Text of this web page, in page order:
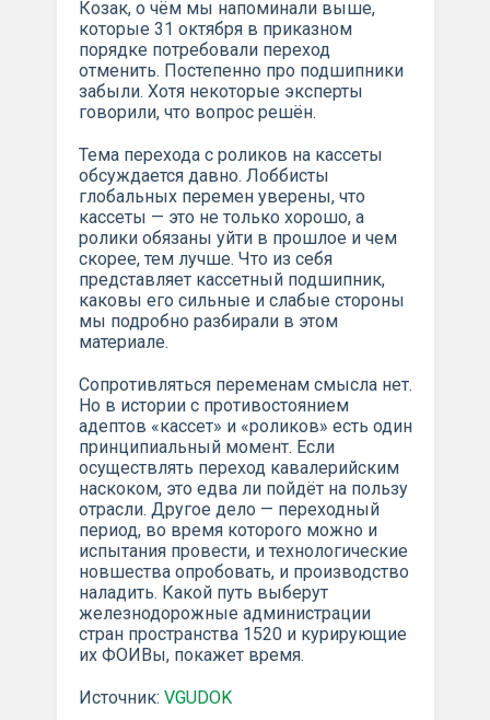
Козак, о чём мы напоминали выше,
которые 31 октября в приказном
порядке потребовали переход
отменить. Постепенно про подшипники
забыли. Хотя некоторые эксперты
говорили, что вопрос решён.
Тема перехода с роликов на кассеты
обсуждается давно. Лоббисты
глобальных перемен уверены, что
кассеты — это не только хорошо, а
ролики обязаны уйти в прошлое и чем
скорее, тем лучше. Что из себя
представляет кассетный подшипник,
каковы его сильные и слабые стороны
мы подробно разбирали в этом
материале.
Сопротивляться переменам смысла нет.
Но в истории с противостоянием
адептов «кассет» и «роликов» есть один
принципиальный момент. Если
осуществлять переход кавалерийским
наскоком, это едва ли пойдёт на пользу
отрасли. Другое дело — переходный
период, во время которого можно и
испытания провести, и технологические
новшества опробовать, и производство
наладить. Какой путь выберут
железнодорожные администрации
стран пространства 1520 и курирующие
их ФОИВы, покажет время.
Источник: VGUDOK